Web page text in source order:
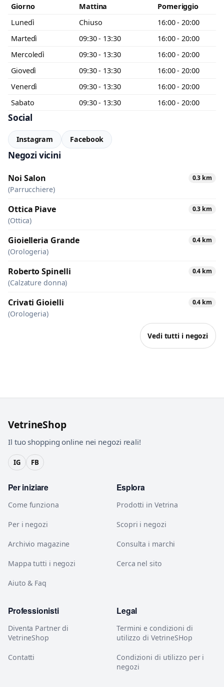
Giorno Mattina
Pomeriggio
Lunedì
Chiuso
16:00 - 20:00
Martedì
09:30 - 13:30
16:00 - 20:00
Mercoledì
09:30 - 13:30
16:00 - 20:00
Giovedì
09:30 - 13:30
16:00 - 20:00
Venerdì
09:30 - 13:30
16:00 - 20:00
Sabato
09:30 - 13:30 16:00 - 20:00
Social
Instagram Facebook
Negozi vicini
Noi Salon 0.3 km
(Parrucchiere)
Ottica Piave 0.3 km
(Ottica)
Gioielleria Grande 0.4 km
(Orologeria)
Roberto Spinelli 0.4 km
(Calzature donna)
Crivati Gioielli 0.4 km
(Orologeria)
Vedi tutti i negozi
VetrineShop
Il tuo shopping online nei negozi reali!
IG FB
Per iniziare
Come funziona
Per i negozi
Archivio magazine
Mappa tutti i negozi
Aiuto & Faq
Esplora
Prodotti in Vetrina
Scopri i negozi
Consulta i marchi
Cerca nel sito
Professionisti
Diventa Partner di
VetrineShop
Contatti
Legal
Termini e condizioni di
utilizzo di VetrineSHop
Condizioni di utilizzo per i
negozi